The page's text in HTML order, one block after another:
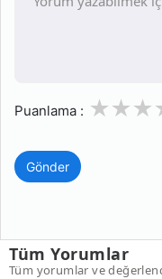
Puanlama : 1
Gönder
Tüm Yorumlar
Tüm yorumlar ve